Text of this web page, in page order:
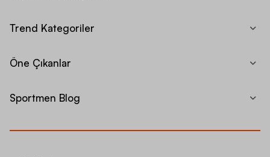
Trend Kategoriler
Öne Çıkanlar
Sportmen Blog